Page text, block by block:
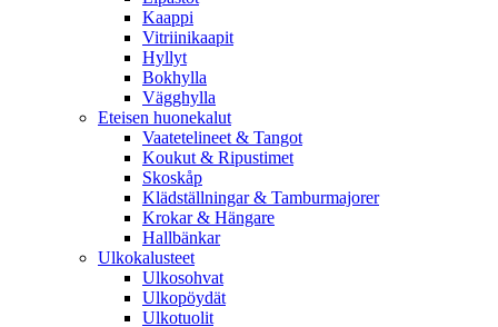
Kaappi
Vitriinikaapit
Hyllyt
Bokhylla
Vägghylla
Eteisen huonekalut
Vaatetelineet & Tangot
Koukut & Ripustimet
Skoskåp
Klädställningar & Tamburmajorer
Krokar & Hängare
Hallbänkar
Ulkokalusteet
Ulkosohvat
Ulkopöydät
Ulkotuolit